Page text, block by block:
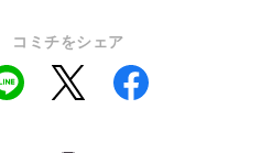
コミチをシェア